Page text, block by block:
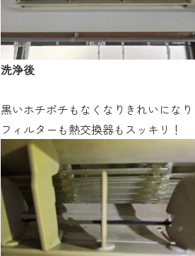
洗浄後
黒いホチポチもなくなりきれいに
フィルターも熱交換器もスッキリ！